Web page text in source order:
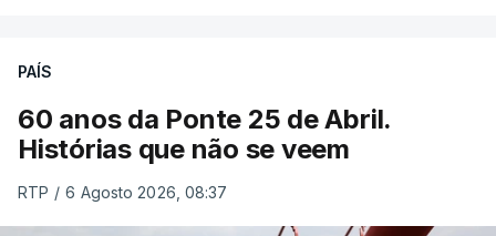
PAÍS
60 anos da Ponte 25 de Abril.
Histórias que não se veem
RTP / 6 Agosto 2026, 08:37